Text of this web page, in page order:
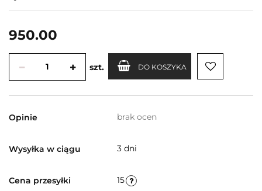
950.00
szt. DO KOSZYKA
Opinie brak ocen
Wysyłka w ciągu 3 dni
Cena przesyłki 15